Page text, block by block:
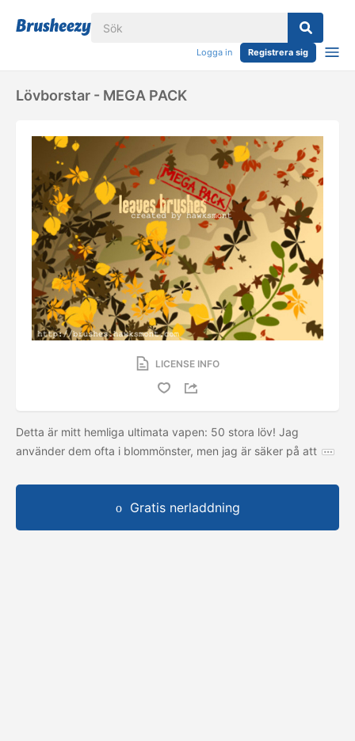
Logga in Registrera sig
Lövborstar - MEGA PACK
LICENSE INFO
Detta är mitt hemliga ultimata vapen: 50 stora löv! Jag
använder dem ofta i blommönster, men jag är säker på att
Gratis nerladdning